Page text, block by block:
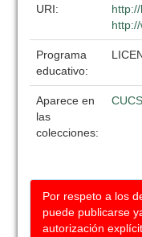
URI:
Programa
educativo:
Aparece en
las
colecciones:
CUCS
Por respeto a los
puede publicarse
autorización